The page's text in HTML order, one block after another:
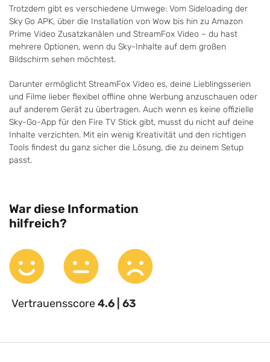
Trotzdem gibt es verschiedene Umwege: Vom Sideloading der
Sky Go APK, über die Installation von Wow bis hin zu Amazon
Prime Video Zusatzkanälen und StreamFox Video – du hast
mehrere Optionen, wenn du Sky-Inhalte auf dem großen
Bildschirm sehen möchtest.
Darunter ermöglicht StreamFox Video es, deine Lieblingsserien
und Filme lieber flexibel offline ohne Werbung anzuschauen oder
auf anderem Gerät zu übertragen. Auch wenn es keine offizielle
Sky-Go-App für den Fire TV Stick gibt, musst du nicht auf deine
Inhalte verzichten. Mit ein wenig Kreativität und den richtigen
Tools findest du ganz sicher die Lösung, die zu deinem Setup
passt.
War diese Information
hilfreich?
Vertrauensscore4.6 | 63